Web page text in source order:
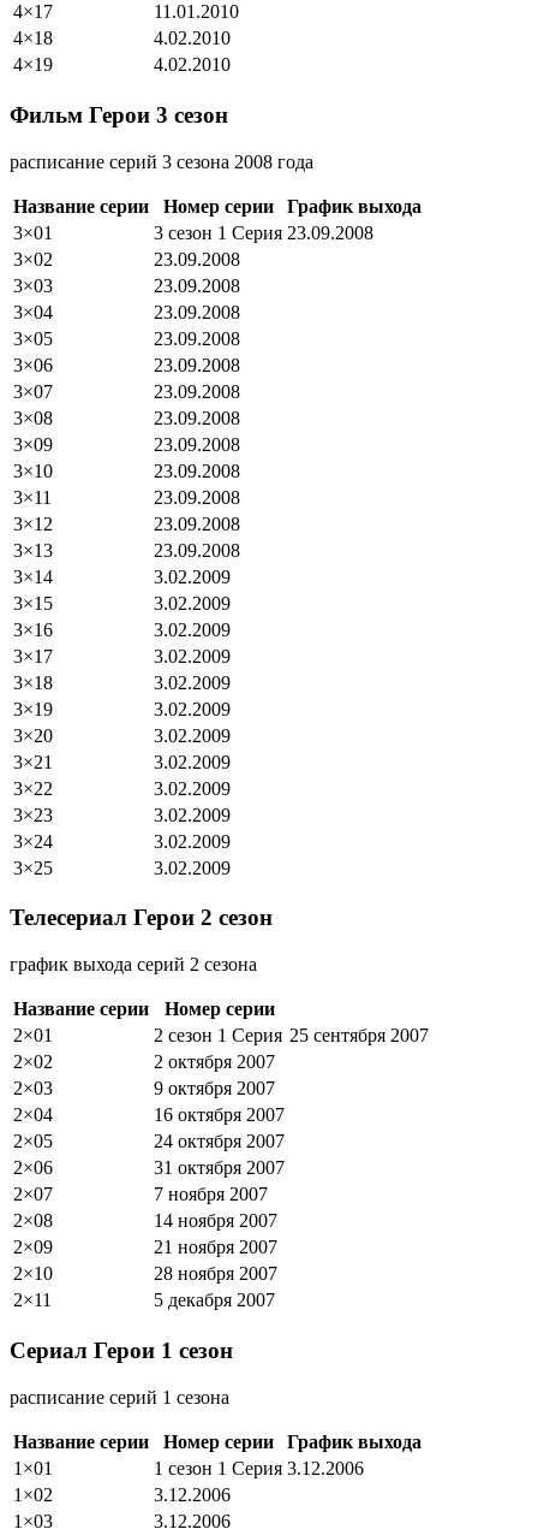
4×17
11.01.2010
4×18
4.02.2010
4×19
4.02.2010
Фильм Герои 3 сезон
расписание серий 3 сезона 2008 года
Название серии Номер серии
График выхода
3×01
3 сезон 1 Серия 23.09.2008
3×02
23.09.2008
3×03
23.09.2008
3×04
23.09.2008
3×05
23.09.2008
3×06
23.09.2008
3×07
23.09.2008
3×08
23.09.2008
3×09
23.09.2008
3×10
23.09.2008
3×11
23.09.2008
3×12
23.09.2008
3×13
23.09.2008
3×14
3.02.2009
3×15
3.02.2009
3×16
3.02.2009
3×17
3.02.2009
3×18
3.02.2009
3×19
3.02.2009
3×20
3.02.2009
3×21
3.02.2009
3×22
3.02.2009
3×23
3.02.2009
3×24
3.02.2009
3×25
3.02.2009
Телесериал Герои 2 сезон
график выхода серий 2 сезона
Название серии
Номер серии
2×01
2 сезон 1 Серия 25 сентября 2007
2×02
2 октября 2007
2×03
9 октября 2007
2×04
16 октября 2007
2×05
24 октября 2007
2×06
31 октября 2007
2×07
7 ноября 2007
2×08
14 ноября 2007
2×09
21 ноября 2007
2×10
28 ноября 2007
2×11
5 декабря 2007
Сериал Герои 1 сезон
расписание серий 1 сезона
Название серии Номер серии
График выхода
1×01
1 сезон 1 Серия 3.12.2006
1×02
3.12.2006
1×03
3.12.2006